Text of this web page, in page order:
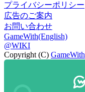
プライバシーポリシー
広告のご案内
お問い合わせ
GameWith(English)
@WIKI
Copyright (C) GameWith